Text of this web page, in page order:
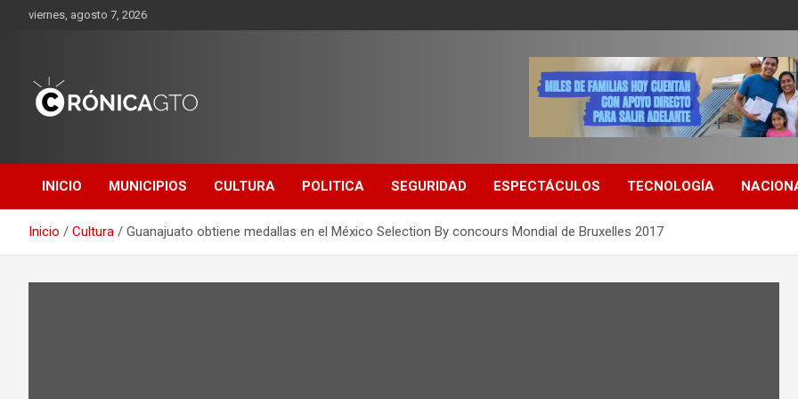
viernes, agosto 7, 2026
GUANAJUATO
INICIO MUNICIPIOS CULTURA POLITICA SEGURIDAD ESPECTÁCULOS TECNOLOGÍA
Inicio Cultura Guanajuato obtiene medallas en el México Selection By concours Mondial de Bruxelles 2017